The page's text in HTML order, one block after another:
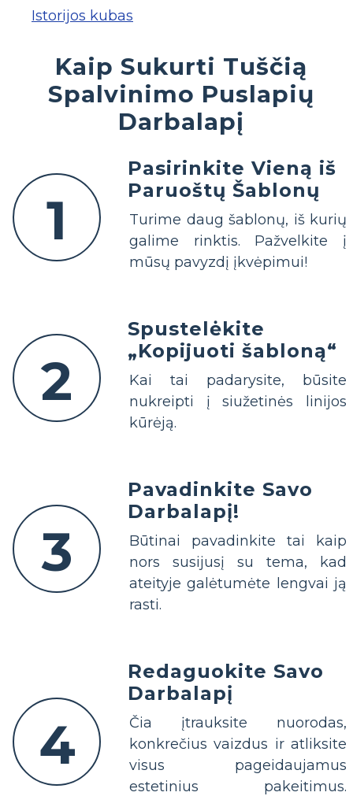
Istorijos kubas
Kaip Sukurti Tuščią
Spalvinimo Puslapių
Darbalapį
1
Pasirinkite Vieną iš
Paruoštų Šablonų
Turime daug šablonų, iš kurių
galime rinktis. Pažvelkite į
mūsų pavyzdį įkvėpimui!
2
Spustelėkite
„Kopijuoti šabloną“
Kai tai padarysite, būsite
nukreipti į siužetinės linijos
kūrėją.
3
Pavadinkite Savo
Darbalapį!
Būtinai pavadinkite tai kaip
nors susijusį su tema, kad
ateityje galėtumėte lengvai ją
rasti.
4
Redaguokite Savo
Darbalapį
Čia įtrauksite nuorodas,
konkrečius vaizdus ir atliksite
visus pageidaujamus
estetinius pakeitimus.